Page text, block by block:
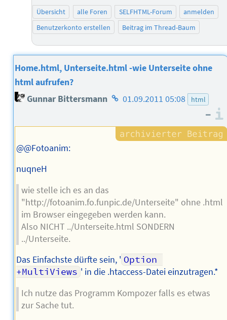
Übersicht alle Foren SELFHTML-Forum
anmelden
Benutzerkonto erstellen
Beitrag im Thread-Baum
Home.html, Unterseite.html -wie Unterseite ohne
html aufrufen?
Gunnar Bittersmann Homepage
Autors
01.09.2011 05:08 html
–
@@Fotoanim:
nuqneH
wie stelle ich es an das
"http://fotoanim.fo.funpic.de/Unterseite" ohne .html
im Browser eingegeben werden kann.
Also NICHT ../Unterseite.html SONDERN
../Unterseite.
Das Einfachste dürfte sein, ' Option
+MultiViews ' in die .htaccess-Datei einzutragen.*
Ich nutze das Programm Kompozer falls es etwas
zur Sache tut.